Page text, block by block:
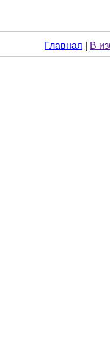
Главная В